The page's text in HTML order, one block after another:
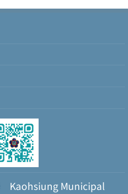
Kaohsiung Municipal